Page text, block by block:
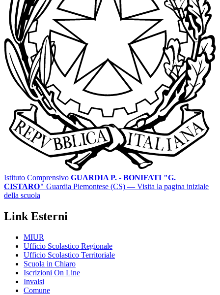
Istituto Comprensivo GUARDIA P. - BONIFATI "G.
CISTARO" Guardia Piemontese (CS) — Visita la pagina iniziale
della scuola
Link Esterni
MIUR
Ufficio Scolastico Regionale
Ufficio Scolastico Territoriale
Scuola in Chiaro
Iscrizioni On Line
Invalsi
Comune